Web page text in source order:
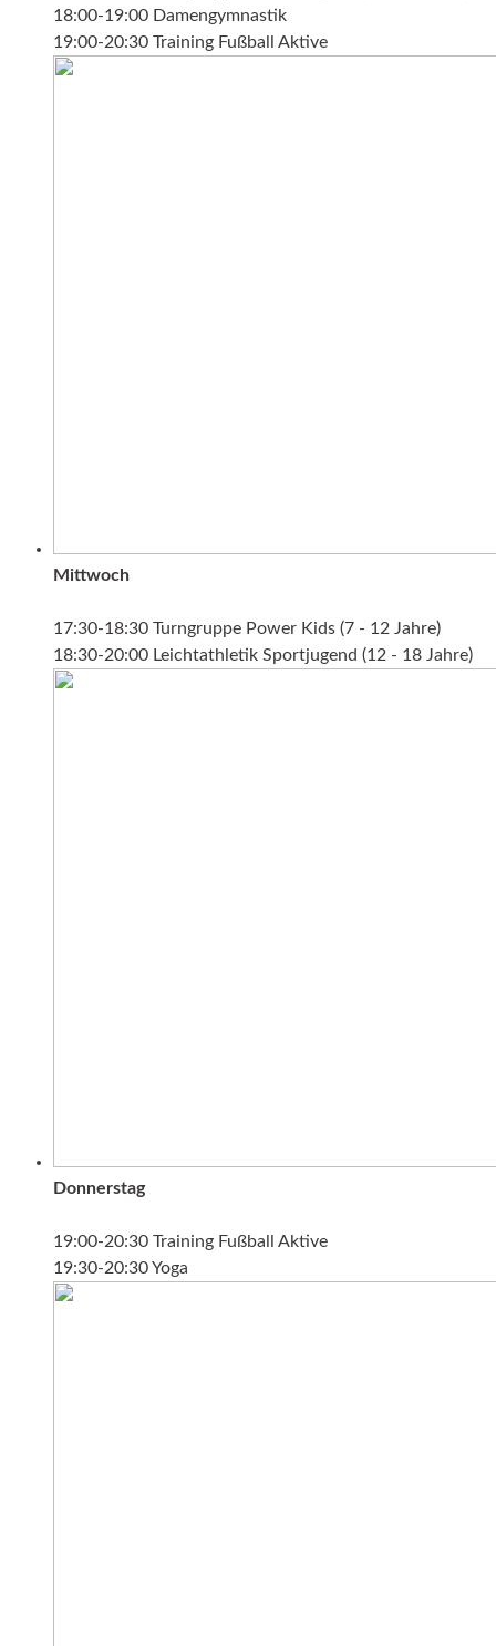
18:00-19:00 Damengymnastik
19:00-20:30 Training Fußball Aktive
Mittwoch
17:30-18:30 Turngruppe Power Kids (7 - 12 Jahre)
18:30-20:00 Leichtathletik Sportjugend (12 - 18 Jahre)
Donnerstag
19:00-20:30 Training Fußball Aktive
19:30-20:30 Yoga